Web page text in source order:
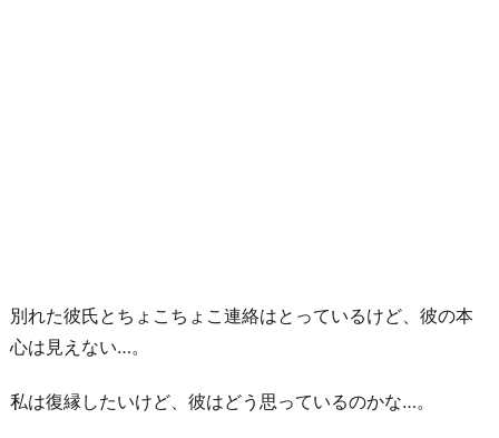
別れた彼氏とちょこちょこ連絡はとっているけど、彼の本
心は見えない…。
私は復縁したいけど、彼はどう思っているのかな…。